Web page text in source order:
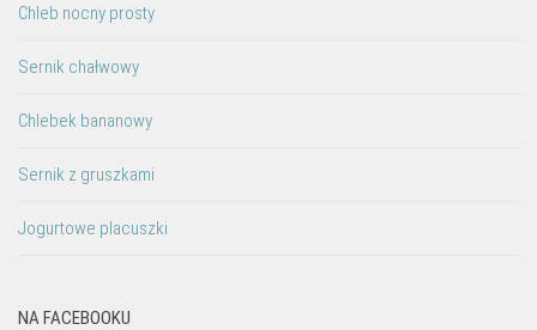
Chleb nocny prosty
Sernik chałwowy
Chlebek bananowy
Sernik z gruszkami
Jogurtowe placuszki
NA FACEBOOKU